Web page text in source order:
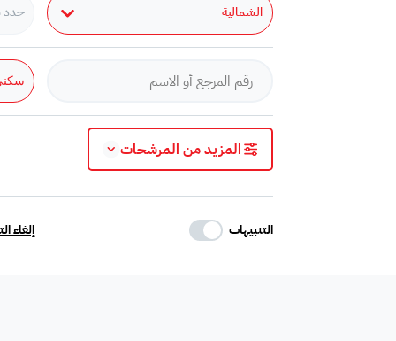
الشمالية حدد
المزيد من المرشحات
حدد وسائل الراحة
التنبيهات إلغاء